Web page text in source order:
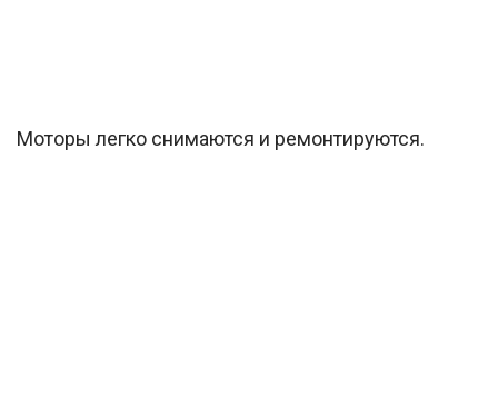
Моторы легко снимаются и ремонтируются.